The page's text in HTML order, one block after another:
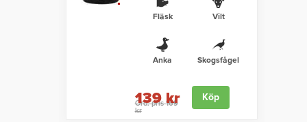
Fläsk Vilt
Anka Skogsfågel
Ord. pris 169
kr
139 kr Köp